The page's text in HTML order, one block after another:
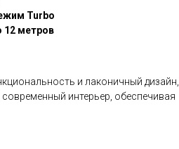
Turbo
12 метров
и лаконичный дизайн,
интерьер, обеспечивая